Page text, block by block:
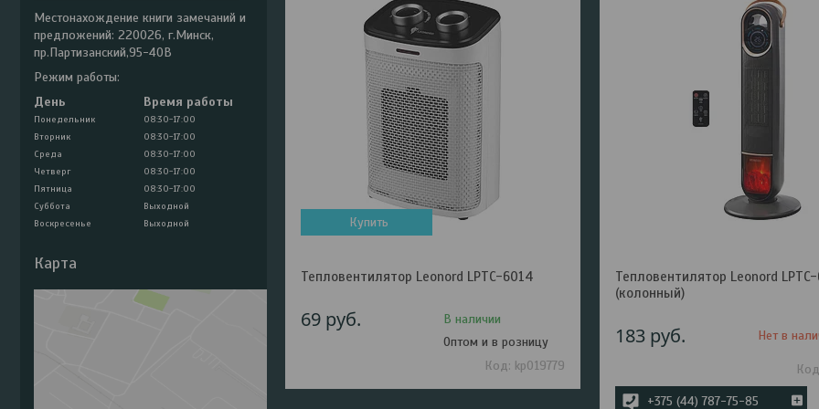
Купить
Тепловентилятор Leonord LPTC-6014
69 руб.
В наличии
Оптом и в розницу
kp019779
Тепловентилятор Leonord
(колонный)
183 руб. Нет в
+375 (44) 787-75-85
Местонахождение книги замечаний и
предложений: 220026, г.Минск,
пр.Партизанский,95-40В
Режим работы:
День
Время работы
Понедельник
08:30-17:00
Вторник
08:30-17:00
Среда
08:30-17:00
Четверг
08:30-17:00
Пятница
08:30-17:00
Суббота
Выходной
Воскресенье
Выходной
Карта